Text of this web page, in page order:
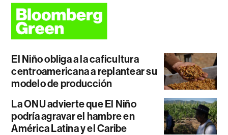
El Niño obliga a la caficultura
centroamericana a replantear su
modelo de producción
La ONU advierte que El Niño
podría agravar el hambre en
América Latina y el Caribe